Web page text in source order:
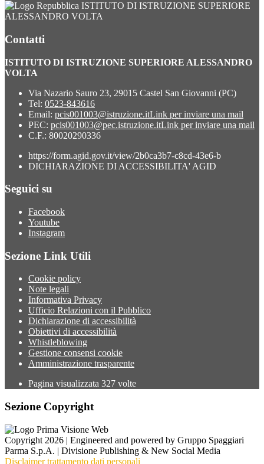
ISTITUTO DI ISTRUZIONE SUPERIORE
ALESSANDRO VOLTA
Contatti
ISTITUTO DI ISTRUZIONE SUPERIORE ALESSANDRO
VOLTA
Via Nazario Sauro 23, 29015 Castel San Giovanni (PC)
Tel: 0523-843616
Email: pcis001003@istruzione.itLink per inviare una mail
PEC: pcis001003@pec.istruzione.itLink per inviare una mail
C.F.: 80020290336
https://form.agid.gov.it/view/2b0ca3b7-c8cd-43e6-b
DICHIARAZIONE DI ACCESSIBILITA' AGID
Seguici su
Facebook
Youtube
Instagram
Sezione Link Utili
Cookie policy
Note legali
Informativa Privacy
Ufficio Relazioni con il Pubblico
Dichiarazione di accessibilità
Obiettivi di accessibilità
Whistleblowing
Gestione consensi cookie
Amministrazione trasparente
Pagina visualizzata 327 volte
Sezione Copyright
Copyright 2026 | Engineered and powered by Gruppo Spaggiari
Parma S.p.A. | Divisione Publishing & New Social Media
Disclaimer trattamento dati personali